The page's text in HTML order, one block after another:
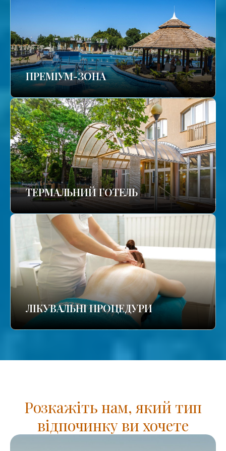
ПРЕМІУМ-ЗОНА
ТЕРМАЛЬНИЙ ГОТЕЛЬ
ЛІКУВАЛЬНІ ПРОЦЕДУРИ
Розкажіть нам, який тип
відпочинку ви хочете